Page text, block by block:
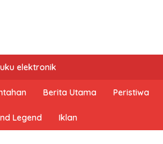
elektronik
Berita Utama Peristiwa
Legend Iklan